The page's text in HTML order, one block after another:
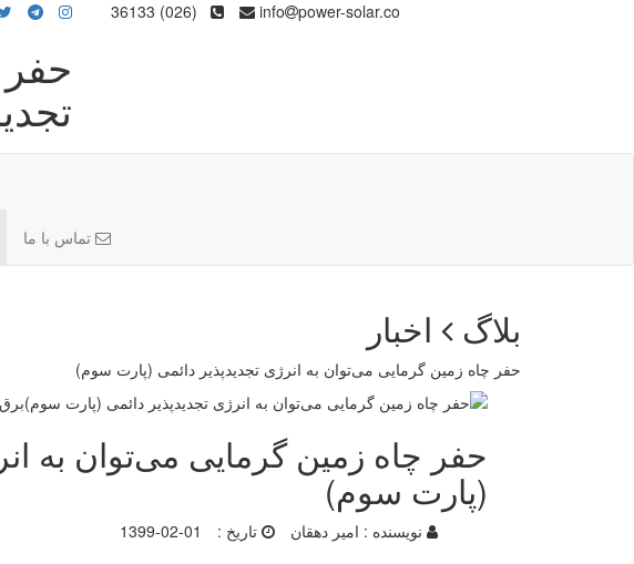
info power-solar.co
(026) 36133
تماس با ما
بلاگ اخبار
حفر چاه زمین گرمایی می‌توان به انرژی تجدیدپذیر دائمی (پارت سوم)
حفر چاه زمین گرمایی می‌توان به
(پارت سوم)
نویسنده : امیر دهقان تاریخ : 1399-02-01